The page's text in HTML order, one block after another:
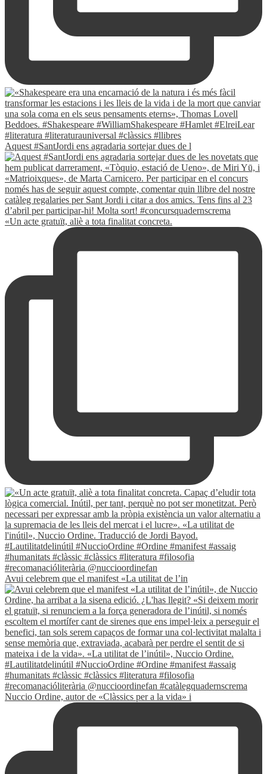
Aquest #SantJordi ens agradaria sortejar dues de l
«Un acte gratuït, aliè a tota finalitat concreta.
Avui celebrem que el manifest «La utilitat de l’in
Nuccio Ordine, autor de «Clàssics per a la vida» i